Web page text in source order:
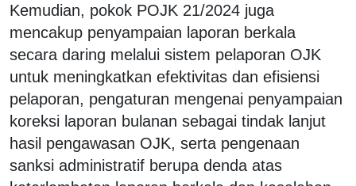
Kemudian, pokok POJK 21/2024 juga
mencakup penyampaian laporan berkala
secara daring melalui sistem pelaporan OJK
untuk meningkatkan efektivitas dan efisiensi
pelaporan, pengaturan mengenai penyampaian
koreksi laporan bulanan sebagai tindak lanjut
hasil pengawasan OJK, serta pengenaan
sanksi administratif berupa denda atas